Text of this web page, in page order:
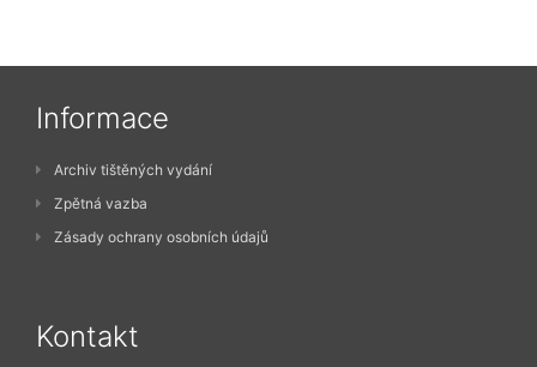
Informace
Archiv tištěných vydání
Zpětná vazba
Zásady ochrany osobních údajů
Kontakt